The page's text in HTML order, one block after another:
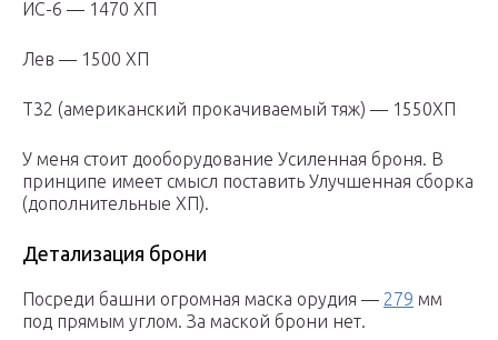
ИС-6 — 1470 ХП
Лев — 1500 ХП
Т32 (американский прокачиваемый тяж) — 1550ХП
У меня стоит дооборудование Усиленная броня. В
принципе имеет смысл поставить Улучшенная сборка
(дополнительные ХП).
Детализация брони
Посреди башни огромная маска орудия — 279 мм
под прямым углом. За маской брони нет.